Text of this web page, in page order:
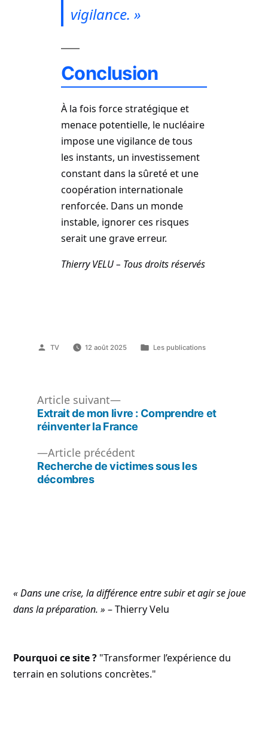
vigilance. »
Conclusion
À la fois force stratégique et
menace potentielle, le nucléaire
impose une vigilance de tous
les instants, un investissement
constant dans la sûreté et une
coopération internationale
renforcée. Dans un monde
instable, ignorer ces risques
serait une grave erreur.
Thierry VELU – Tous droits réservés
Publié
TV 12 août 2025
Publié
Les publications
Navigation
de
l’article
Article précédent
précédent :
Recherche de victimes sous les
décombres
Article suivant
Article
suivant :
Extrait de mon livre : Comprendre et
réinventer la France
« Dans une crise, la différence entre subir et agir se joue
dans la préparation. » – Thierry Velu
Pourquoi ce site ? "Transformer l’expérience du
terrain en solutions concrètes."